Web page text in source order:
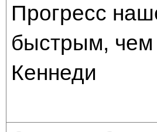
Прогресс
быстрым, чем
Кеннеди